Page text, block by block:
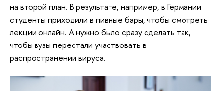
на второй план. В результате, например, в Германии
студенты приходили в пивные бары, чтобы смотреть
лекции онлайн. А нужно было сразу сделать так,
чтобы вузы перестали участвовать в
распространении вируса.